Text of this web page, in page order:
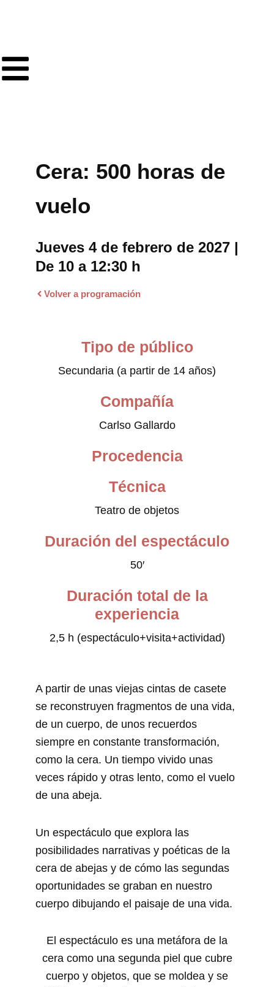
Cera: 500 horas de
vuelo
Jueves 4 de febrero de 2027 |
De 10 a 12:30 h
Volver a programación
Tipo de público
Secundaria (a partir de 14 años)
Compañía
Carlso Gallardo
Procedencia
Técnica
Teatro de objetos
Duración del espectáculo
50′
Duración total de la
experiencia
2,5 h (espectáculo+visita+actividad)
A partir de unas viejas cintas de casete
se reconstruyen fragmentos de una vida,
de un cuerpo, de unos recuerdos
siempre en constante transformación,
como la cera. Un tiempo vivido unas
veces rápido y otras lento, como el vuelo
de una abeja.
Un espectáculo que explora las
posibilidades narrativas y poéticas de la
cera de abejas y de cómo las segundas
oportunidades se graban en nuestro
cuerpo dibujando el paisaje de una vida.
El espectáculo es una metáfora de la
cera como una segunda piel que cubre
cuerpo y objetos, que se moldea y se